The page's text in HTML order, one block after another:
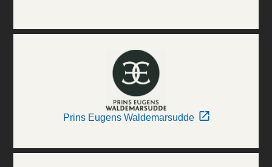
Prins Eugens Waldemarsudde